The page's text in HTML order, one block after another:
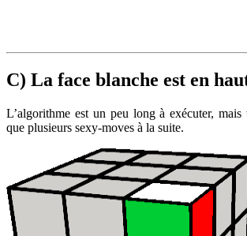
C) La face blanche est en
L’algorithme est un peu long à exécuter,
que plusieurs sexy-moves à la suite.